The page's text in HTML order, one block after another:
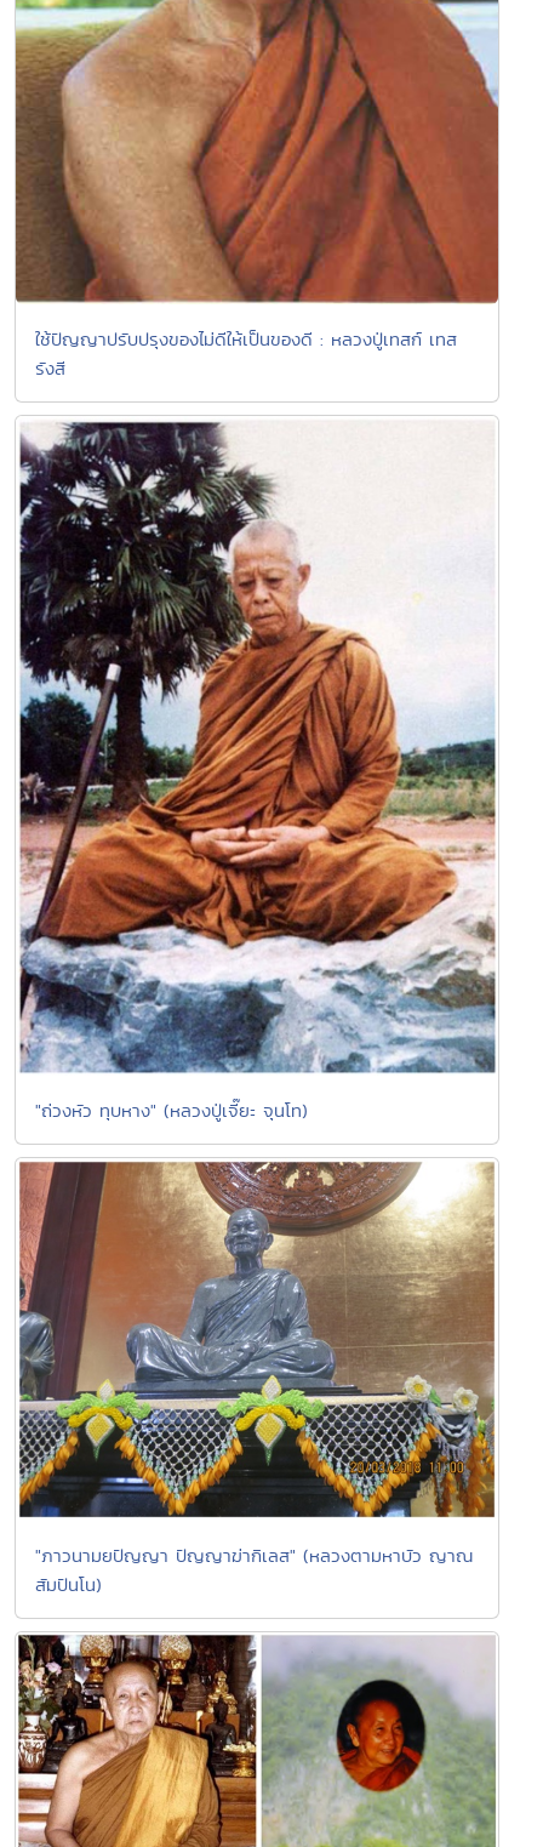
ใช้ปัญญาปรับปรุงของไม่ดีให้เป็นของดี : หลวงปู่เทสก์ เทส
รังสี
"ถ่วงหัว ทุบหาง" (หลวงปู่เจี๊ยะ จุนโท)
"ภาวนามยปัญญา ปัญญาฆ่ากิเลส" (หลวงตามหาบัว ญาณ
สัมปันโน)